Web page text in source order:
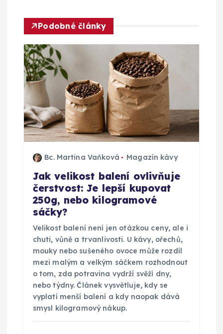
c
e
p
r
o
p
Podobné články
Bc. Martina Vaňková Magazín kávy
Jak velikost balení ovlivňuje
čerstvost: Je lepší kupovat
250g, nebo kilogramové
sáčky?
Velikost balení není jen otázkou ceny, ale i
chuti, vůně a trvanlivosti. U kávy, ořechů,
mouky nebo sušeného ovoce může rozdíl
mezi malým a velkým sáčkem rozhodnout
o tom, zda potravina vydrží svěží dny,
nebo týdny. Článek vysvětluje, kdy se
vyplatí menší balení a kdy naopak dává
smysl kilogramový nákup.